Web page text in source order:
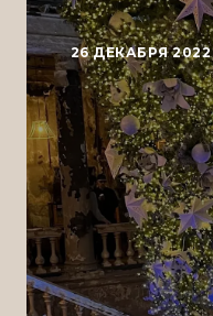
26 ДЕКАБРЯ 2022